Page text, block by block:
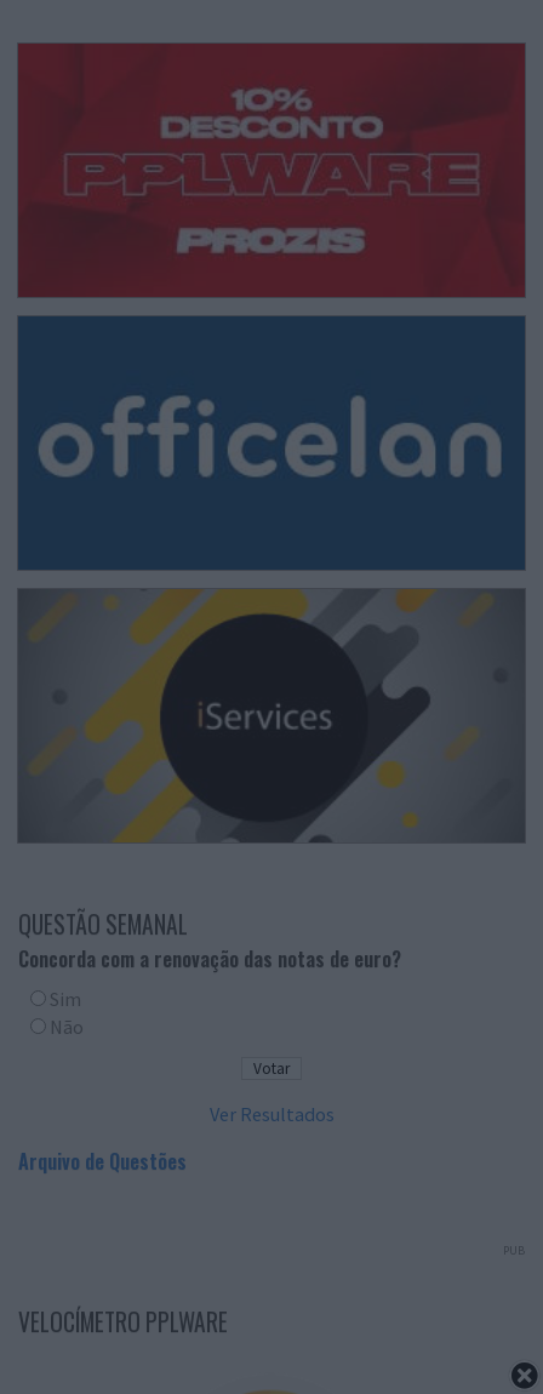
QUESTÃO SEMANAL
Concorda com a renovação das notas de euro?
Sim
Não
Ver Resultados
Arquivo de Questões
PUB
VELOCÍMETRO PPLWARE